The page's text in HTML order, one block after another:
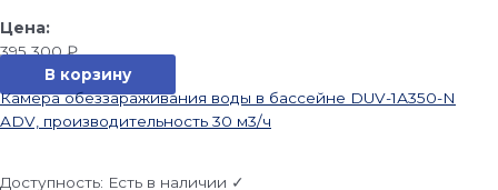
395 300₽
В корзину
Камера обеззараживания воды в бассейне DUV-1А350-N
ADV, производительность 30 м3/ч
Доступность: Есть в наличии ✓